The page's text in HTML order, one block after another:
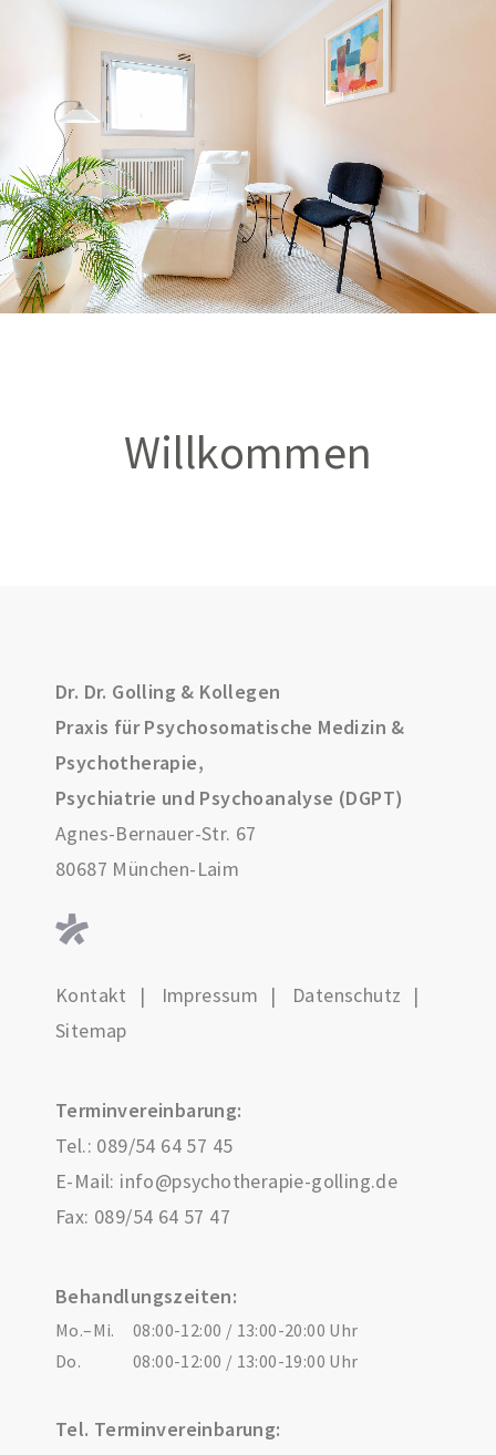
Willkommen
Dr. Dr. Golling & Kollegen
Praxis für Psychosomatische Medizin &
Psychotherapie,
Psychiatrie und Psychoanalyse (DGPT)
Agnes-Bernauer-Str. 67
80687 München-Laim
Kontakt Impressum
Datenschutz
Sitemap
Terminvereinbarung:
Tel.: 089/54 64 57 45
E-Mail: info@psychotherapie-golling.de
Fax: 089/54 64 57 47
Behandlungszeiten:
Mo.–Mi.
08:00-12:00 / 13:00-20:00 Uhr
Do.
08:00-12:00 / 13:00-19:00 Uhr
Tel. Terminvereinbarung: